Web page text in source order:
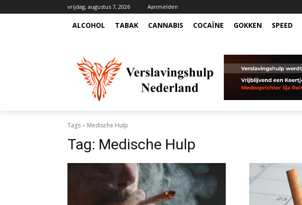
vrijdag, augustus 7, 2026 Aanmelden
ALCOHOL TABAK CANNABIS COCAÏNE GOKKEN SPEED
Tags Medische Hulp
Tag: Medische Hulp